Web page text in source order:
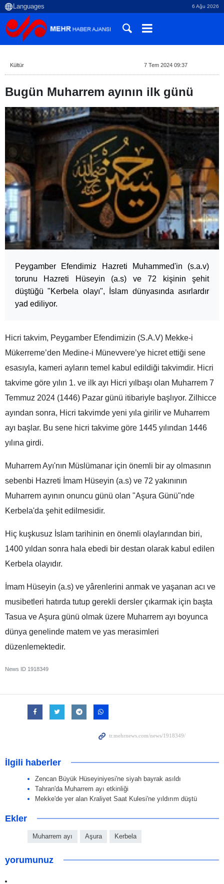
6 Ağu 2026
Kültür 7 Tem 2024 09:37
Bugün Muharrem ayının ilk günü
Peygamber Efendimiz Hazreti Muhammed'in (s.a.v)
torunu Hazreti Hüseyin (a.s) ve 72 kişinin şehit
düştüğü "Kerbela olayı", İslam dünyasında asırlardır
yad ediliyor.
Hicri takvim, Peygamber Efendimizin (S.A.V) Mekke-i
Mükerreme’den Medine-i Münevvere’ye hicret ettiği sene
esasıyla, kameri ayların temel kabul edildiği takvimdir. Hicri
takvime göre yılın 1. ve ilk ayı Hicri yılbaşı olan Muharrem 7
Temmuz 2024 (1446) Pazar günü itibariyle başlıyor. Zilhicce
ayından sonra, Hicri takvimde yeni yıla girilir ve Muharrem
ayı başlar. Bu sene hicri takvime göre 1445 yılından 1446
yılına girdi.
Muharrem Ayı'nın Müslümanar için önemli bir ay olmasının
sebenbi Hazreti İmam Hüseyin (a.s) ve 72 yakınının
Muharrem ayının onuncu günü olan "Aşura Günü"nde
Kerbela'da şehit edilmesidir.
Hiç kuşkusuz İslam tarihinin en önemli olaylarından biri,
1400 yıldan sonra hala ebedi bir destan olarak kabul edilen
Kerbela olayıdır.
İmam Hüseyin (a.s) ve yârenlerini anmak ve yaşanan acı ve
musibetleri hatırda tutup gerekli dersler çıkarmak için başta
Tasua ve Aşura günü olmak üzere Muharrem ayı boyunca
dünya genelinde matem ve yas merasimleri
düzenlemektedir.
News ID 1918349
İlgili haberler
Zencan Büyük Hüseyiniyesi'ne siyah bayrak asıldı
Tahran'da Muharrem ayı etkinliği
Mekke'de yer alan Kraliyet Saat Kulesi'ne yıldırım düştü
Ekler
Muharrem ayı Aşura Kerbela
yorumunuz